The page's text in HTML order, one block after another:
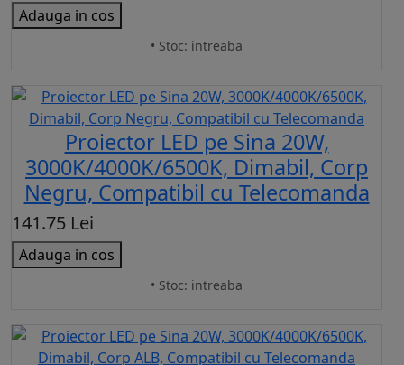
Adauga in cos
• Stoc: intreaba
Proiector LED pe Sina 20W,
3000K/4000K/6500K, Dimabil, Corp
Negru, Compatibil cu Telecomanda
141.75 Lei
Adauga in cos
• Stoc: intreaba